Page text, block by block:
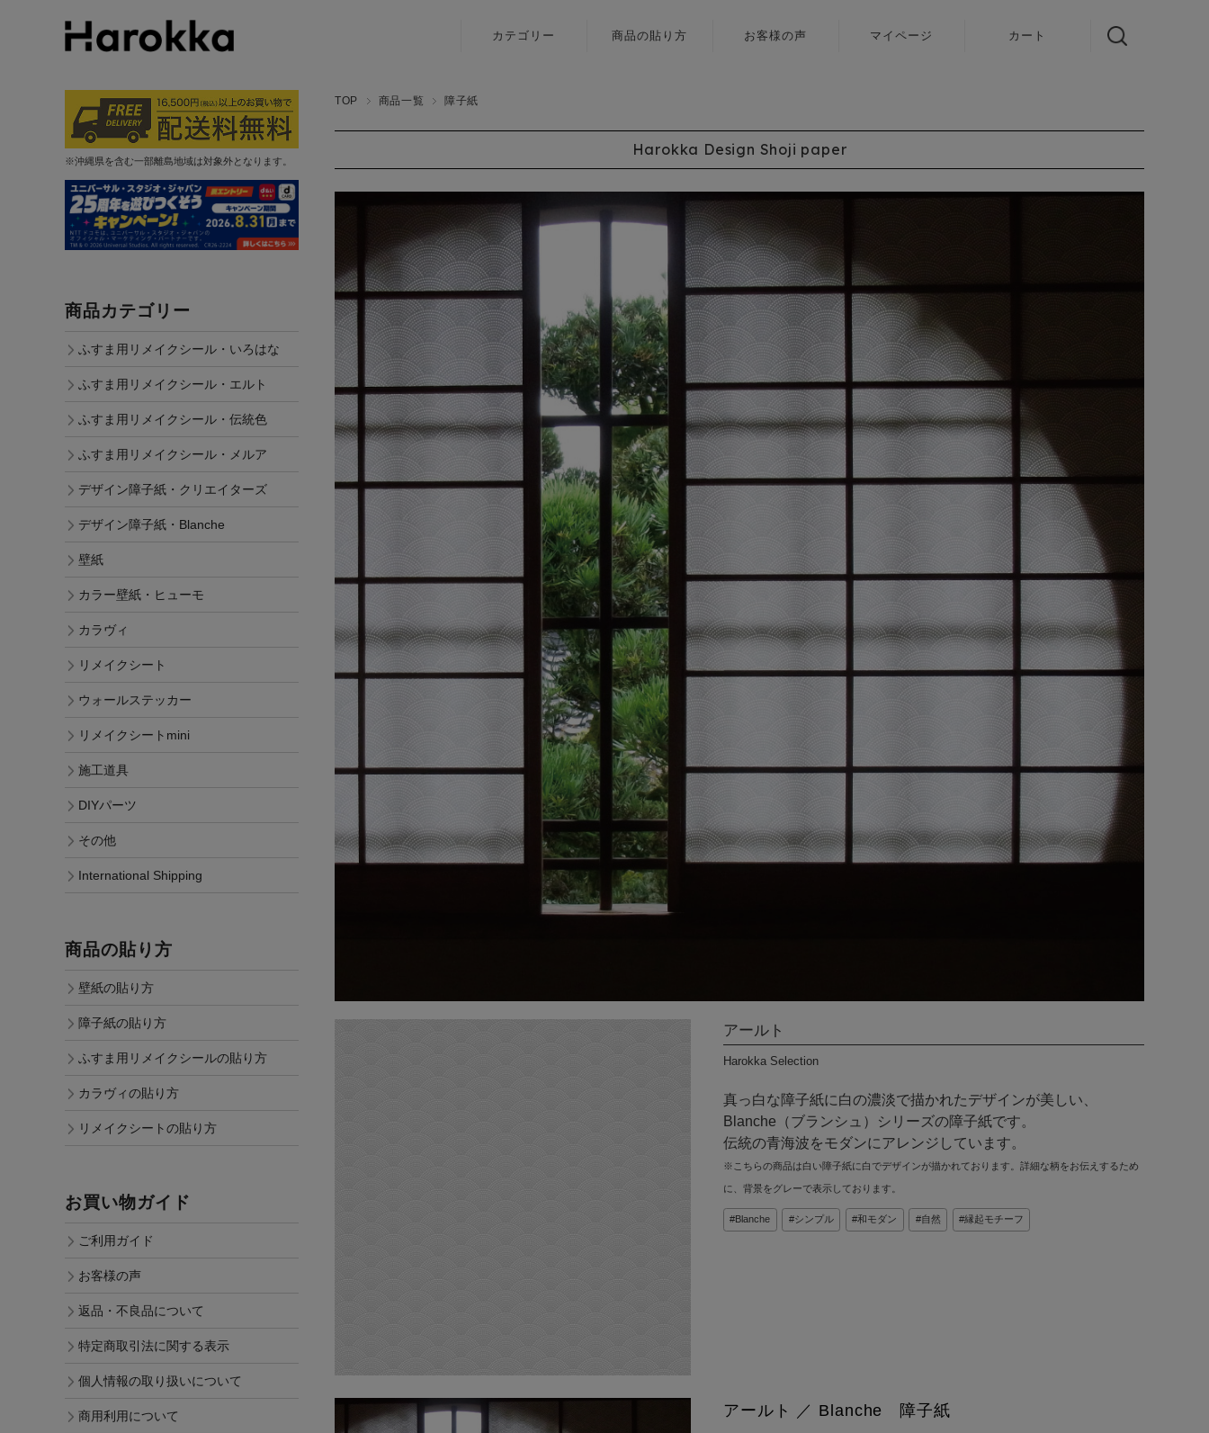
カテゴリー
ふすま用
リメイクシール
〈伝統色〉
ふすま用
リメイクシール
〈メルア〉
デザイン障子紙
〈クリエイター
ズ〉
デザイン障子紙
〈Blanche〉
カラー壁紙
〈ヒューモ〉
カラヴィ
リメイクシート
ウォールステッカ
リメイクシート
施工道具
DIYパーツ
その他
International
Shipping
商品の貼り方
ふすま用
リメイクシール
リメイクシート
お客様の声 マイページ カート
TOP 商品一覧 障子紙
Harokka Design Shoji paper
アールト
Harokka Selection
真っ白な障子紙に白の濃淡で描かれたデザインが美しい、
Blanche（ブランシュ）シリーズの障子紙です。
伝統の青海波をモダンにアレンジしています。
※こちらの商品は白い障子紙に白でデザインが描かれております。詳細な柄をお伝えするため
に、背景をグレーで表示しております。
Blanche シンプル 和モダン 自然 縁起モチーフ
アールト ／ Blanche 障子紙
※沖縄県を含む一部離島地域は対象外となります。
商品カテゴリー
ふすま用リメイクシール・いろはな
ふすま用リメイクシール・エルト
ふすま用リメイクシール・伝統色
ふすま用リメイクシール・メルア
デザイン障子紙・クリエイターズ
デザイン障子紙・Blanche
壁紙
カラー壁紙・ヒューモ
カラヴィ
リメイクシート
ウォールステッカー
リメイクシートmini
施工道具
DIYパーツ
その他
International Shipping
商品の貼り方
壁紙の貼り方
障子紙の貼り方
ふすま用リメイクシールの貼り方
カラヴィの貼り方
リメイクシートの貼り方
お買い物ガイド
ご利用ガイド
お客様の声
返品・不良品について
特定商取引法に関する表示
個人情報の取り扱いについて
商用利用について